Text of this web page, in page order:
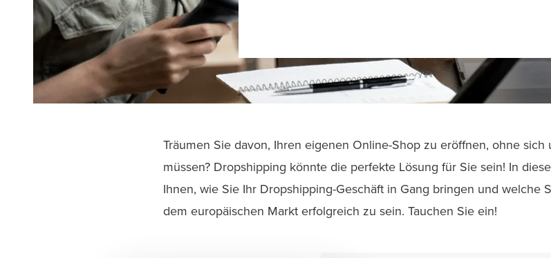
Träumen Sie davon, Ihren eigenen Online-Shop zu eröffnen, ohne
müssen? Dropshipping könnte die perfekte Lösung für Sie sein! In
Ihnen, wie Sie Ihr Dropshipping-Geschäft in Gang bringen und welche
dem europäischen Markt erfolgreich zu sein. Tauchen Sie ein!